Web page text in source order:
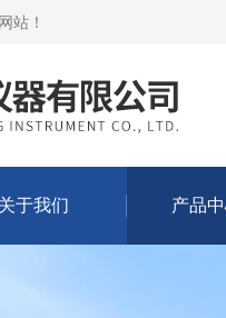
站 ！
关于我们 产品